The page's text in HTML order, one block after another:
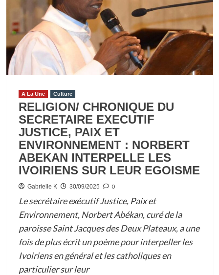
COTE
D’IVOIRE
BLAISE
LASME
ET
NESTOR
DU
PPA-
CI
DEFERES
AU
POLE
D’ABIDJAN
A La Une Culture
RELIGION/ CHRONIQUE DU
SECRETAIRE EXECUTIF
JUSTICE, PAIX ET
ENVIRONNEMENT : NORBERT
ABEKAN INTERPELLE LES
IVOIRIENS SUR LEUR EGOISME
Gabrielle K 30/09/2025 0
Le secrétaire exécutif Justice, Paix et
Environnement, Norbert Abékan, curé de la
paroisse Saint Jacques des Deux Plateaux, a une
fois de plus écrit un poème pour interpeller les
Ivoiriens en général et les catholiques en
particulier sur leur